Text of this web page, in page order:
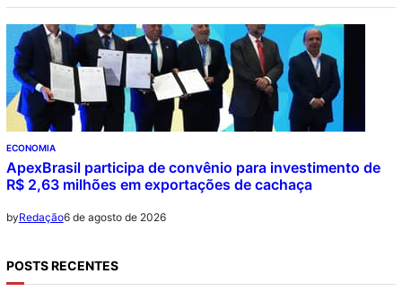
ECONOMIA
ApexBrasil participa de convênio para investimento de
R$ 2,63 milhões em exportações de cachaça
byRedação6 de agosto de 2026
POSTS RECENTES